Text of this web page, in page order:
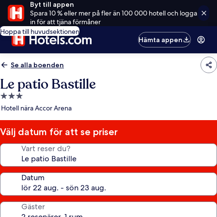
Byt till appen
Spara 10 % eller mer på fler än 100 000 hotell och logga
in för att tjäna förmåner
Hoppa till huvudsektionen
Hämta appen
Se alla boenden
Le patio Bastille
3.0-
stjärnigt
Hotell nära Accor Arena
Välj datum för att se priser
Vart reser du?
Datum
Gäster